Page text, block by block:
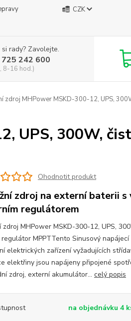
CZK
rady? Zavolejte.
242 600
8-16 hod.)
zdroj MHPower MSKD-300-12, UPS,
UPS, 300W,
Ohodnotit produkt
zdroj na externí baterii s
regulátorem
zdroj MHPower MSKD-300-12, UPS,
MPPTTento Sinusový
elektrických zařízení vyžadujících
elektřiny jsou napájeny připojené
zdroj, externí akumulátor... celý popis
na objednávku 4